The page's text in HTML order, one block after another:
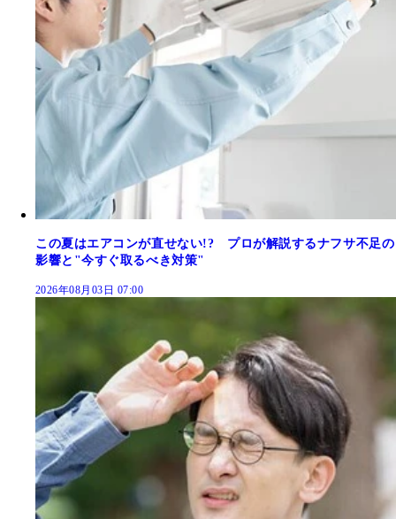
この夏はエアコンが直せない!? プロが解説するナフサ不足の
影響と"今すぐ取るべき対策"
2026年08月03日 07:00